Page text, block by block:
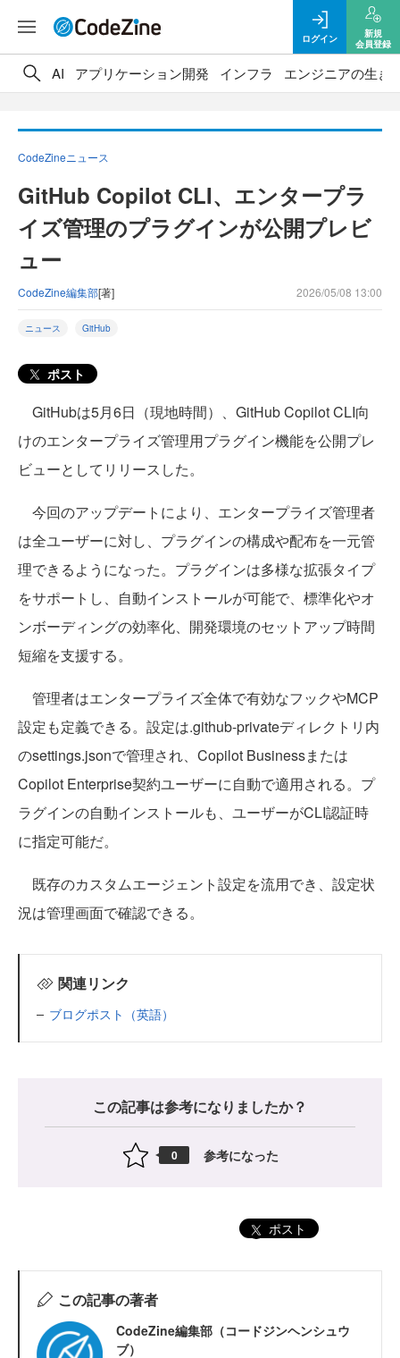
ログイン
新規
会員登録
AI アプリケーション開発 インフラ エンジニアの生き
CodeZineニュース
GitHub Copilot CLI、エンタープラ
イズ管理のプラグインが公開プレビ
ュー
CodeZine編集部[著] 2026/05/08 13:00
ニュース GitHub
ポスト
GitHubは5月6日（現地時間）、GitHub Copilot CLI向
けのエンタープライズ管理用プラグイン機能を公開プレ
ビューとしてリリースした。
今回のアップデートにより、エンタープライズ管理者
は全ユーザーに対し、プラグインの構成や配布を一元管
理できるようになった。プラグインは多様な拡張タイプ
をサポートし、自動インストールが可能で、標準化やオ
ンボーディングの効率化、開発環境のセットアップ時間
短縮を支援する。
管理者はエンタープライズ全体で有効なフックやMCP
設定も定義できる。設定は.github-privateディレクトリ内
のsettings.jsonで管理され、Copilot Businessまたは
Copilot Enterprise契約ユーザーに自動で適用される。プ
ラグインの自動インストールも、ユーザーがCLI認証時
に指定可能だ。
既存のカスタムエージェント設定を流用でき、設定状
況は管理画面で確認できる。
関連リンク
ブログポスト（英語）
この記事は参考になりましたか？
0 参考になった
ポスト
この記事の著者
CodeZine編集部（コードジンヘンシュウ
ブ）